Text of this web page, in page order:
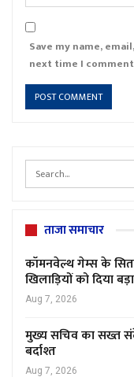
Save my name,
next time I
ताजा समाचार
कॉमनवेल्थ गेम्स के
खिलाड़ियों को दिया
Aug 7, 2026
मुख्य सचिव का सख्त
बर्दाश्त
Aug 7, 2026